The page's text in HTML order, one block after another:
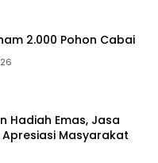
2.000 Pohon Cabai
Hadiah Emas, Jasa
Masyarakat